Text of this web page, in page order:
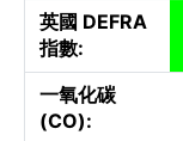
英國 DEFRA
指數:
一氧化碳
(CO):